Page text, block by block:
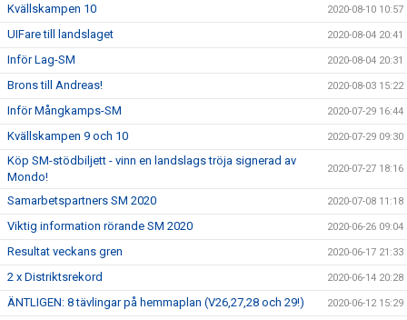
Kvällskampen 10 2020-08-10 10:57
UIFare till landslaget 2020-08-04 20:41
Inför Lag-SM 2020-08-04 20:31
Brons till Andreas! 2020-08-03 15:22
Inför Mångkamps-SM 2020-07-29 16:44
Kvällskampen 9 och 10 2020-07-29 09:30
Köp SM-stödbiljett - vinn en landslags tröja signerad av
Mondo!
2020-07-27 18:16
Samarbetspartners SM 2020 2020-07-08 11:18
Viktig information rörande SM 2020 2020-06-26 09:04
Resultat veckans gren 2020-06-17 21:33
2 x Distriktsrekord 2020-06-14 20:28
ÄNTLIGEN: 8 tävlingar på hemmaplan (V26,27,28 och 29!) 2020-06-12 15:29